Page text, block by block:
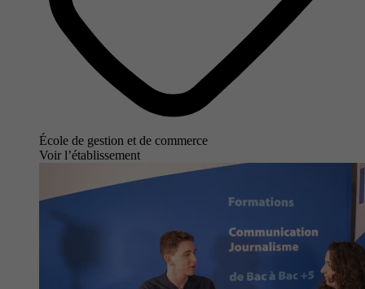
École de gestion et de commerce
Voir l’établissement